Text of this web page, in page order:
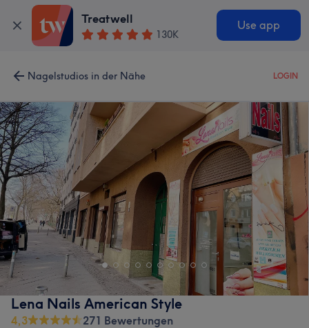
Treatwell
130K
Use app
Nagelstudios in der Nähe LOGIN
Lena Nails American Style
4,3
271 Bewertungen